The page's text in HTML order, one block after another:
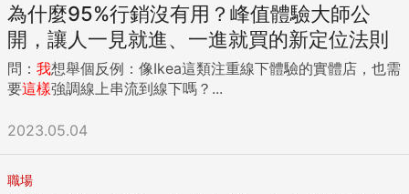
為什麼95%行銷沒有用？峰值體驗大師公
開，讓人一見就進、一進就買的新定位法則
問： 我想舉個反例：像Ikea這類注重線下體驗的實體店，也需
要這樣強調線上串流到線下嗎？...
2023.05.04
職場